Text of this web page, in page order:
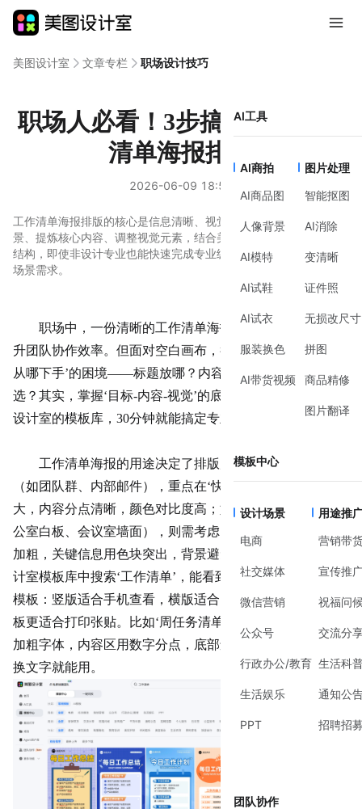
AI工具
AI商拍
AI商品图
人像背景
AI模特
AI试鞋
AI试衣
服装换色
AI带货视频
图片处理
智能抠图
AI消除
变清晰
证件照
无损改尺寸
拼图
商品精修
图片翻译
模板中心
设计场景
电商
社交媒体
微信营销
公众号
行政办公/教育
生活娱乐
PPT
用途推
营销带
宣传推
祝福问
交流分
生活科
通知公
招聘招
团队协作
美图设计室 文章专栏 职场设计技巧
职场人必看！3步搞定高效工作
清单海报排版
2026-06-09 18:50
工作清单海报排版的核心是信息清晰、视觉舒适。通过明确目标场
景、提炼核心内容、调整视觉元素，结合美图设计室模板库的现成
结构，即使非设计专业也能快速完成专业级排版，适配线上线下多
场景需求。
职场中，一份清晰的工作清单海报能快速传递信息，提
升团队协作效率。但面对空白画布，很多人会陷入‘不知道
从哪下手’的困境——标题放哪？内容怎么分点？颜色怎么
选？其实，掌握‘目标-内容-视觉’的底层逻辑，再借助美图
设计室的模板库，30分钟就能搞定专业级排版。
工作清单海报的用途决定了排版风格。如果是线上传播
（如团队群、内部邮件），重点在‘快速阅读’——标题要
大，内容分点清晰，颜色对比度高；如果是线下张贴（如办
公室白板、会议室墙面），则需考虑‘远距离识别’——字体
加粗，关键信息用色块突出，背景避免复杂
计室模板库中搜索‘工作清单’，能看到大量针对不同场景的
模板：竖版适合手机查看，横版适合电脑屏幕，带边框的模
板更适合打印张贴。比如‘周任务清单
加粗字体，内容区用数字分点，底部还加了进度条，直接替
换文字就能用。